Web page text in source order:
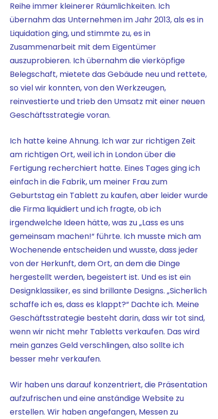
Reihe immer kleinerer Räumlichkeiten. Ich
übernahm das Unternehmen im Jahr 2013, als es in
Liquidation ging, und stimmte zu, es in
Zusammenarbeit mit dem Eigentümer
auszuprobieren. Ich übernahm die vierköpfige
Belegschaft, mietete das Gebäude neu und rettete,
so viel wir konnten, von den Werkzeugen,
reinvestierte und trieb den Umsatz mit einer neuen
Geschäftsstrategie voran.
Ich hatte keine Ahnung. Ich war zur richtigen Zeit
am richtigen Ort, weil ich in London über die
Fertigung recherchiert hatte. Eines Tages ging ich
einfach in die Fabrik, um meiner Frau zum
Geburtstag ein Tablett zu kaufen, aber leider wurde
die Firma liquidiert und ich fragte, ob ich
irgendwelche Ideen hätte, was zu „Lass es uns
gemeinsam machen!“ führte. Ich musste mich am
Wochenende entscheiden und wusste, dass jeder
von der Herkunft, dem Ort, an dem die Dinge
hergestellt werden, begeistert ist. Und es ist ein
Designklassiker, es sind brillante Designs. „Sicherlich
schaffe ich es, dass es klappt?“ Dachte ich. Meine
Geschäftsstrategie besteht darin, dass wir tot sind,
wenn wir nicht mehr Tabletts verkaufen. Das wird
mein ganzes Geld verschlingen, also sollte ich
besser mehr verkaufen.
Wir haben uns darauf konzentriert, die Präsentation
aufzufrischen und eine anständige Website zu
erstellen. Wir haben angefangen, Messen zu